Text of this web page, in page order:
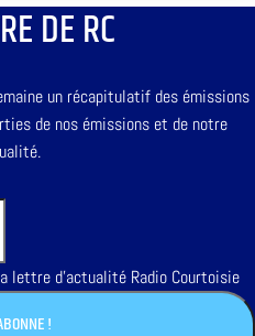
DE RC
un récapitulatif des émissions
de nos émissions et de notre
lettre d'actualité Radio Courtoisie